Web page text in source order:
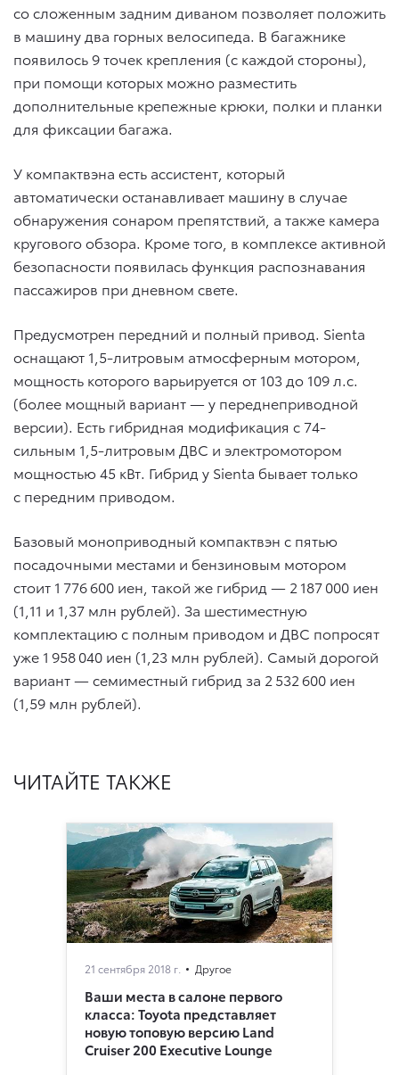
со сложенным задним диваном позволяет положить
в машину два горных велосипеда. В багажнике
появилось 9 точек крепления (с каждой стороны),
при помощи которых можно разместить
дополнительные крепежные крюки, полки и планки
для фиксации багажа.
У компактвэна есть ассистент, который
автоматически останавливает машину в случае
обнаружения сонаром препятствий, а также камера
кругового обзора. Кроме того, в комплексе активной
безопасности появилась функция распознавания
пассажиров при дневном свете.
Предусмотрен передний и полный привод. Sienta
оснащают 1,5-литровым атмосферным мотором,
мощность которого варьируется от 103 до 109 л.с.
(более мощный вариант — у переднеприводной
версии). Есть гибридная модификация с 74-
сильным 1,5-литровым ДВС и электромотором
мощностью 45 кВт. Гибрид у Sienta бывает только
с передним приводом.
Базовый моноприводный компактвэн с пятью
посадочными местами и бензиновым мотором
стоит 1 776 600 иен, такой же гибрид — 2 187 000 иен
(1,11 и 1,37 млн рублей). За шестиместную
комплектацию с полным приводом и ДВС попросят
уже 1 958 040 иен (1,23 млн рублей). Самый дорогой
вариант — семиместный гибрид за 2 532 600 иен
(1,59 млн рублей).
ЧИТАЙТЕ ТАКЖЕ
21 сентября 2018 г. Другое
Ваши места в салоне первого
класса: Toyota представляет
новую топовую версию Land
Cruiser 200 Executive Lounge